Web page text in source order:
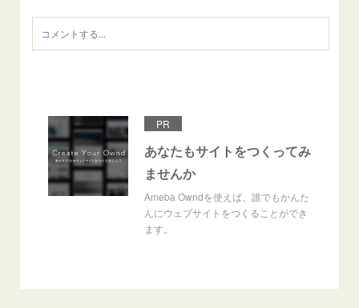
PR
あなたもサイトをつくってみ
ませんか
Ameba Owndを使えば、誰でもかんた
んにウェブサイトをつくることができ
ます。